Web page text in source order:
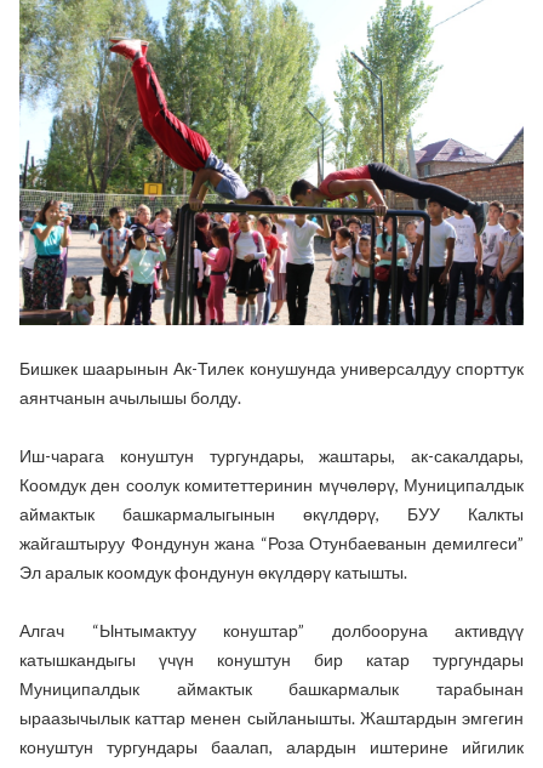
Бишкек шаарынын Ак-Тилек конушунда универсалдуу спорттук
аянтчанын ачылышы болду.
Иш-чарага конуштун тургундары, жаштары, ак-сакалдары,
Коомдук ден соолук комитеттеринин мүчөлөрү, Муниципалдык
аймактык башкармалыгынын өкүлдөрү, БУУ Калкты
жайгаштыруу Фондунун жана “Роза Отунбаеванын демилгеси”
Эл аралык коомдук фондунун өкүлдөрү катышты.
Алгач “Ынтымактуу конуштар” долбооруна активдүү
катышкандыгы үчүн конуштун бир катар тургундары
Муниципалдык аймактык башкармалык тарабынан
ыраазычылык каттар менен сыйланышты. Жаштардын эмгегин
конуштун тургундары баалап, алардын иштерине ийгилик